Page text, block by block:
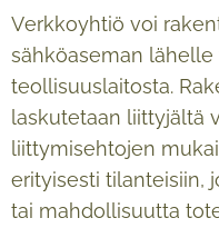
Verkkoyhtiö voi
sähköaseman
teollisuuslaitosta.
laskutetaan liittyjältä
liittymisehtojen
erityisesti tilanteisiin,
tai mahdollisuutta